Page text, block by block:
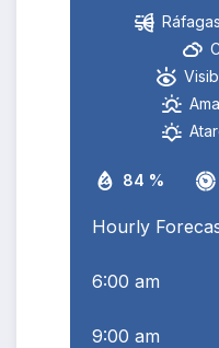
84 %
Hourly
6:00 am
9:00 am